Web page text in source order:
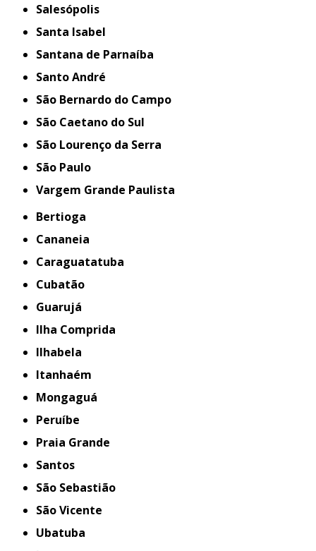
Salesópolis
Santa Isabel
Santana de Parnaíba
Santo André
São Bernardo do Campo
São Caetano do Sul
São Lourenço da Serra
São Paulo
Vargem Grande Paulista
Bertioga
Cananeia
Caraguatatuba
Cubatão
Guarujá
Ilha Comprida
Ilhabela
Itanhaém
Mongaguá
Peruíbe
Praia Grande
Santos
São Sebastião
São Vicente
Ubatuba